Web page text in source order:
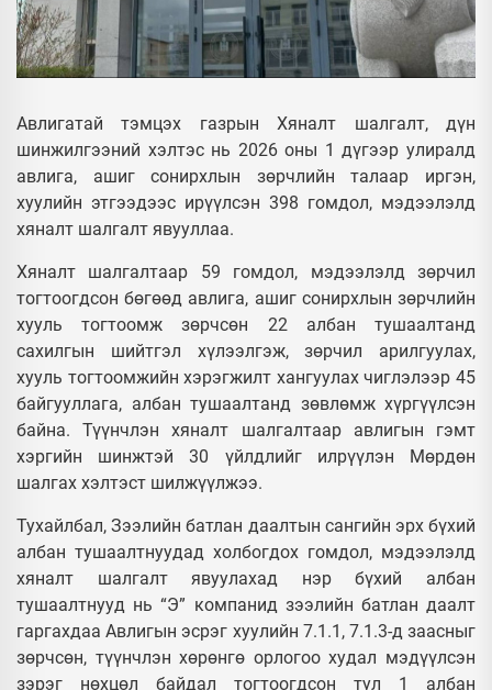
Авлигатай тэмцэх газрын Хяналт шалгалт, дүн
шинжилгээний хэлтэс нь 2026 оны 1 дүгээр улиралд
авлига, ашиг сонирхлын зөрчлийн талаар иргэн,
хуулийн этгээдээс ирүүлсэн 398 гомдол, мэдээлэлд
хяналт шалгалт явууллаа.
Хяналт шалгалтаар 59 гомдол, мэдээлэлд зөрчил
тогтоогдсон бөгөөд авлига, ашиг сонирхлын зөрчлийн
хууль тогтоомж зөрчсөн 22 албан тушаалтанд
сахилгын шийтгэл хүлээлгэж, зөрчил арилгуулах,
хууль тогтоомжийн хэрэгжилт хангуулах чиглэлээр 45
байгууллага, албан тушаалтанд зөвлөмж хүргүүлсэн
байна. Түүнчлэн хяналт шалгалтаар авлигын гэмт
хэргийн шинжтэй 30 үйлдлийг илрүүлэн Мөрдөн
шалгах хэлтэст шилжүүлжээ.
Тухайлбал, Зээлийн батлан даалтын сангийн эрх бүхий
албан тушаалтнуудад холбогдох гомдол, мэдээлэлд
хяналт шалгалт явуулахад нэр бүхий албан
тушаалтнууд нь “Э” компанид зээлийн батлан даалт
гаргахдаа Авлигын эсрэг хуулийн 7.1.1, 7.1.3-д заасныг
зөрчсөн, түүнчлэн хөрөнгө орлогоо худал мэдүүлсэн
зэрэг нөхцөл байдал тогтоогдсон тул 1 албан